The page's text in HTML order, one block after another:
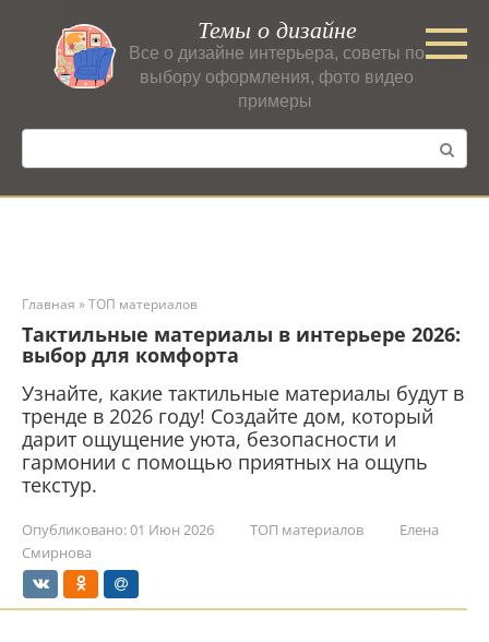
контенту
Темы о дизайне
Все о дизайне интерьера, советы по
выбору оформления, фото видео
примеры
Поиск:
Главная »ТОП материалов
Тактильные материалы в интерьере 2026:
выбор для комфорта
Узнайте, какие тактильные материалы будут в
тренде в 2026 году! Создайте дом, который
дарит ощущение уюта, безопасности и
гармонии с помощью приятных на ощупь
текстур.
Опубликовано:01 Июн 2026 ТОП материалов
Елена
Смирнова